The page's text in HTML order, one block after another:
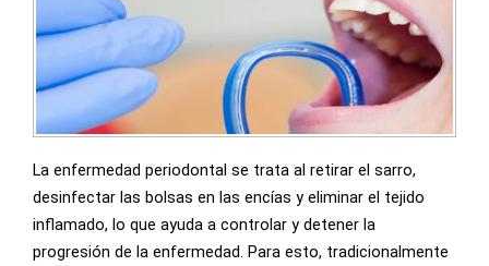
La enfermedad periodontal se trata al retirar el sarro,
desinfectar las bolsas en las encías y eliminar el tejido
inflamado, lo que ayuda a controlar y detener la
progresión de la enfermedad. Para esto, tradicionalmente